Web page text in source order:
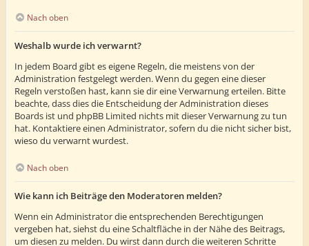
Nach oben
Weshalb wurde ich verwarnt?
In jedem Board gibt es eigene Regeln, die meistens von der
Administration festgelegt werden. Wenn du gegen eine dieser
Regeln verstoßen hast, kann sie dir eine Verwarnung erteilen. Bitte
beachte, dass dies die Entscheidung der Administration dieses
Boards ist und phpBB Limited nichts mit dieser Verwarnung zu tun
hat. Kontaktiere einen Administrator, sofern du die nicht sicher bist,
wieso du verwarnt wurdest.
Nach oben
Wie kann ich Beiträge den Moderatoren melden?
Wenn ein Administrator die entsprechenden Berechtigungen
vergeben hat, siehst du eine Schaltfläche in der Nähe des Beitrags,
um diesen zu melden. Du wirst dann durch die weiteren Schritte